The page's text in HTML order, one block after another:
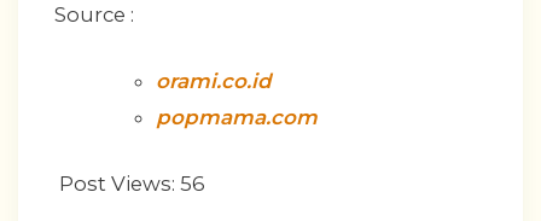
Source :
orami.co.id
popmama.com
Post Views: 56